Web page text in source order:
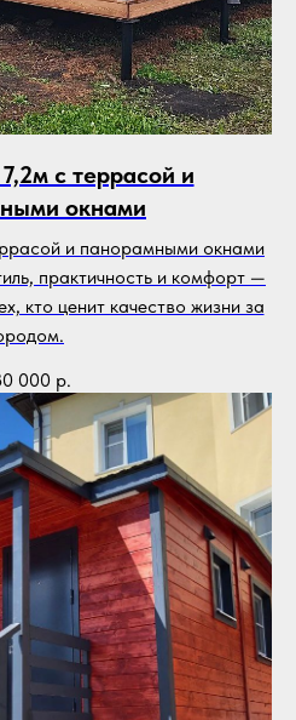
с террасой и
окнами
и панорамными окнами
практичность и комфорт —
кто ценит качество жизни за
000 р.